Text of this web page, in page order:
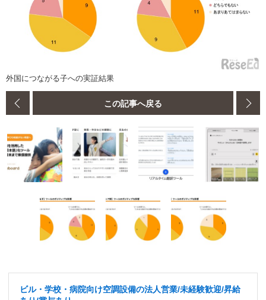
外国につながる子への実証結果
この記事へ戻る
ビル・学校・病院向け空調設備の法人営業/未経験歓迎/昇給